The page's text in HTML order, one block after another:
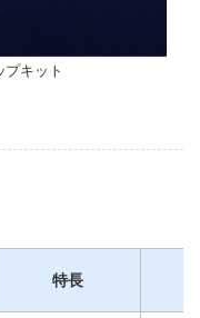
プキット
特長